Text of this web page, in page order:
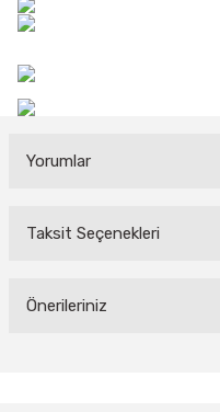
Yorumlar
Bu ürüne
Taksit Seçenekleri
Önerileriniz